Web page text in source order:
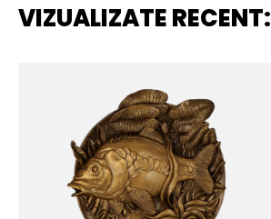
VIZUALIZATE RECENT: